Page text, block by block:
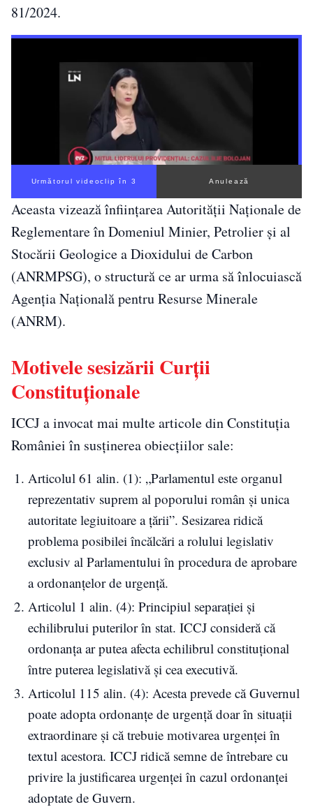
81/2024.
Următorul videoclip în 2 Anulează
Aceasta vizează înființarea Autorității Naționale de
Reglementare în Domeniul Minier, Petrolier și al
Stocării Geologice a Dioxidului de Carbon
(ANRMPSG), o structură ce ar urma să înlocuiască
Agenția Națională pentru Resurse Minerale
(ANRM).
Motivele sesizării Curții
Constituționale
ICCJ a invocat mai multe articole din Constituția
României în susținerea obiecțiilor sale:
Articolul 61 alin. (1): „Parlamentul este organul
reprezentativ suprem al poporului român și unica
autoritate legiuitoare a țării”. Sesizarea ridică
problema posibilei încălcări a rolului legislativ
exclusiv al Parlamentului în procedura de aprobare
a ordonanțelor de urgență.
Articolul 1 alin. (4): Principiul separației și
echilibrului puterilor în stat. ICCJ consideră că
ordonanța ar putea afecta echilibrul constituțional
între puterea legislativă și cea executivă.
Articolul 115 alin. (4): Acesta prevede că Guvernul
poate adopta ordonanțe de urgență doar în situații
extraordinare și că trebuie motivarea urgenței în
textul acestora. ICCJ ridică semne de întrebare cu
privire la justificarea urgenței în cazul ordonanței
adoptate de Guvern.